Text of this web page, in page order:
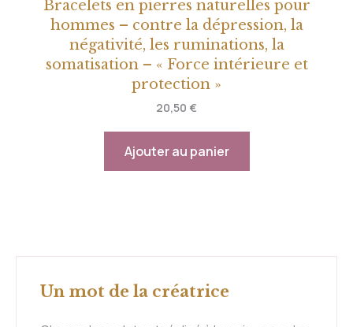
Bracelets en pierres naturelles pour
hommes – contre la dépression, la
négativité, les ruminations, la
somatisation – « Force intérieure et
protection »
20,50 €
Ajouter au panier
Un mot de la créatrice